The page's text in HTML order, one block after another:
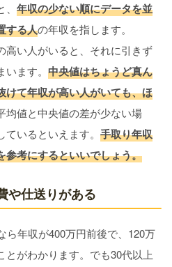
年収の少ない順にデータを並
する人の年収を指します。
高い人がいると、それに引きず
ます。 中央値はちょうど真ん
けて年収が高い人がいても、ほ
均値と中央値の差が少ない場
いるといえます。 手取り年収
参考にするといいでしょう。
や仕送りがある
ら年収が400万円前後で、120万
とがわかります。でも30代以上